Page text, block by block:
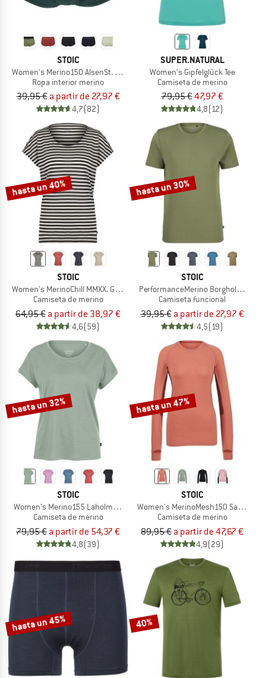
STOIC
Women's Merino150 AlsenSt. Hipster
Ropa interior merino
39,95 € a partir de 27,97 €
4,7(82)
SUPER.NATURAL
Women's Gipfelglück Tee
Camiseta de merino
79,95 €47,97 €
4,8(12)
hasta un 40%
STOIC
Women's MerinoChill MMXX. Göteborg Loose Tee St
Camiseta de merino
64,95 € a partir de 38,97 €
4,6(59)
hasta un 30%
STOIC
PerformanceMerino BorgholmSt. T-
Camiseta funcional
39,95 € a partir de 27,97 €
4,5(19)
hasta un 32%
STOIC
Women's Merino155 LaholmSt. Loose Shirt
Camiseta de merino
79,95 € a partir de 54,37 €
4,8(39)
hasta un 47%
STOIC
Women's MerinoMesh150 SadjemSt.
Camiseta de merino
89,95 € a partir de 47,67 €
4,9(29)
hasta un 45% 40%